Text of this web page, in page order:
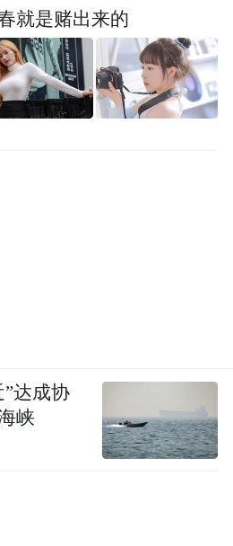
就是赌出来的
达成协
峡